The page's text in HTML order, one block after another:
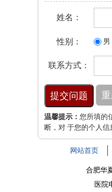
姓名：
性别： 男
联系方式：
温馨提示： 您所填的
断，对 于您的个人
网站首页
合肥华
医院